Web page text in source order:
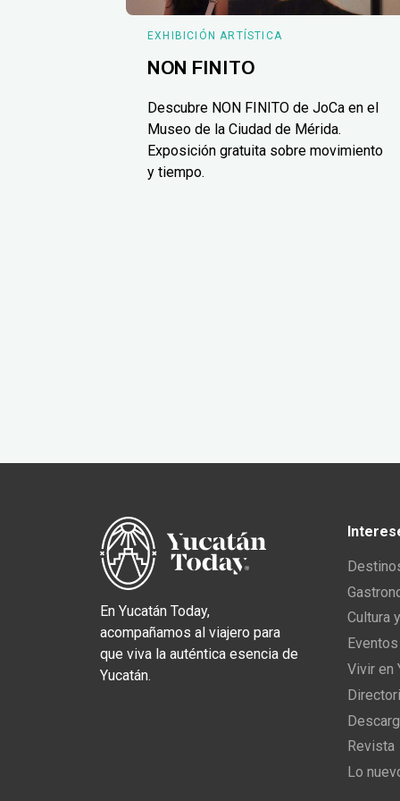
EXHIBICIÓN ARTÍSTICA
NON FINITO
Descubre NON FINITO de JoCa en el
Museo de la Ciudad de Mérida.
Exposición gratuita sobre movimiento
y tiempo.
En Yucatán Today,
acompañamos al viajero para
que viva la auténtica esencia de
Yucatán.
Cultura
Vivir en
Revista
Lo